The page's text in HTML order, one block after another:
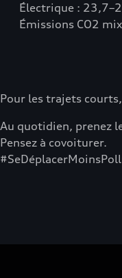
Électrique :
Émissions CO2
Pour les trajets
Au quotidien, prenez
Pensez à covoiturer.